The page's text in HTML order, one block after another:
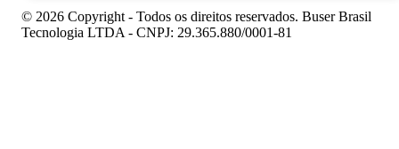
© 2026 Copyright - Todos os direitos reservados. Buser Brasil
Tecnologia LTDA - CNPJ: 29.365.880/0001-81